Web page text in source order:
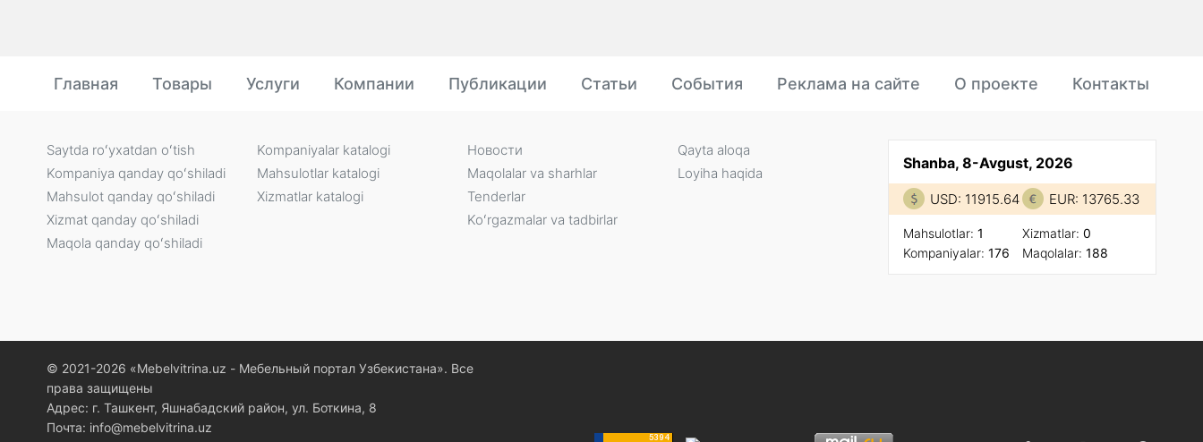
Главная Товары Услуги Компании Публикации Статьи События Реклама на сайте О проекте Контакты
Shanba, 8-Avgust, 2026
USD: 11915.64 EUR: 13765.33
Mahsulotlar: 1
Kompaniyalar: 176
Xizmatlar: 0
Maqolalar: 188
Saytda roʻyxatdan oʻtish
Kompaniya qanday qoʻshiladi
Mahsulot qanday qoʻshiladi
Xizmat qanday qoʻshiladi
Maqola qanday qoʻshiladi
Kompaniyalar katalogi
Mahsulotlar katalogi
Xizmatlar katalogi
Новости
Maqolalar va sharhlar
Tenderlar
Koʻrgazmalar va tadbirlar
Qayta aloqa
Loyiha haqida
© 2021-2026 «Мebelvitrina.uz - Мебельный портал Узбекистана». Все
права защищены
Адрес: г. Ташкент, Яшнабадский район, ул. Боткина, 8
Почта: info@mebelvitrina.uz